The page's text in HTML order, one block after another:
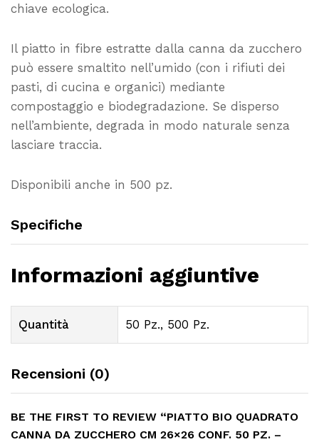
chiave ecologica.
Il piatto in fibre estratte dalla canna da zucchero
può essere smaltito nell’umido (con i rifiuti dei
pasti, di cucina e organici) mediante
compostaggio e biodegradazione. Se disperso
nell’ambiente, degrada in modo naturale senza
lasciare traccia.
Disponibili anche in 500 pz.
Specifiche
Informazioni aggiuntive
Quantità 50 Pz., 500 Pz.
Recensioni (0)
BE THE FIRST TO REVIEW “PIATTO BIO QUADRATO
CANNA DA ZUCCHERO CM 26×26 CONF. 50 PZ. –